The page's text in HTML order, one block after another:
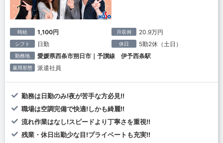
時給 1,100円 月収例 20.9万円
シフト 日勤 休日 5勤2休（土日）
勤務地 愛媛県西条市朔日市｜予讃線 伊予西条駅
雇用形態 派遣社員
勤務は日勤のみ!夜が苦手な方必見!!
職場は空調完備で快適!しかも綺麗!!
流れ作業はなし!スピードより丁寧さを重視!!
残業・休日出勤少な目!プライベートも充実!!